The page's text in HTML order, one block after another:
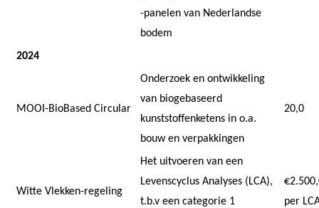
-panelen van Nederlandse
bodem
2024
MOOI-BioBased Circular
Onderzoek en ontwikkeling
van biogebaseerd
kunststoffenketens in o.a.
bouw en verpakkingen
20,0
Witte Vlekken-regeling
Het uitvoeren van een
Levenscyclus Analyses (LCA),
t.b.v een categorie 1
per